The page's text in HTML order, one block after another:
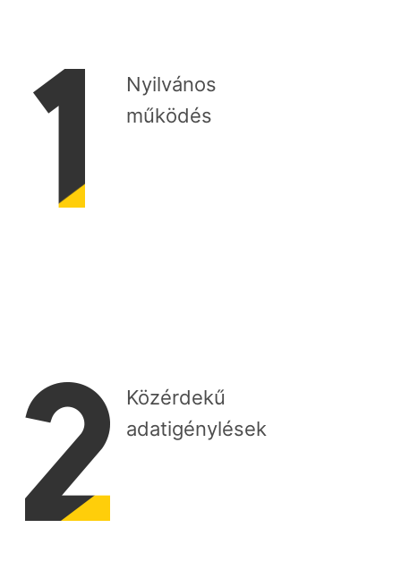
Nyilvános
működés
Közérdekű
adatigénylések